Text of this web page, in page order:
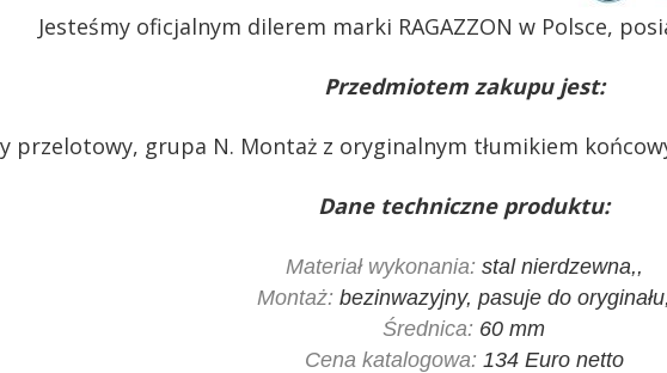
Jesteśmy oficjalnym dilerem marki RAGAZZON w Polsce,
Przedmiotem zakupu jest:
przelotowy, grupa N. Montaż z oryginalnym tłumikiem
Dane techniczne produktu:
Materiał wykonania:stal nierdzewna,,
Montaż: bezinwazyjny, pasuje do oryginału,
Średnica: 60 mm
Cena katalogowa:134 Euro netto